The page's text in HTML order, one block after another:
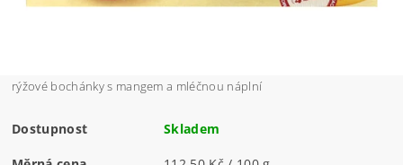
rýžové bochánky s mangem a mléčnou náplní
Dostupnost Skladem